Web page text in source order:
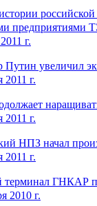
предприятиями
г.
Путин увеличил
2011 г.
2011 г.
НПЗ начал
2011 г.
терминал ГНКАР
2010 г.